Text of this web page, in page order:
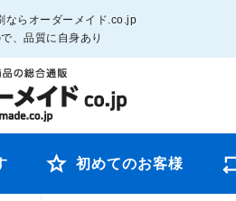
ならオーダーメイド.co.jp
、品質に自身あり
初めてのお客様